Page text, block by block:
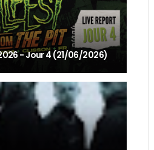
- Jour 4 (21/06/2026)